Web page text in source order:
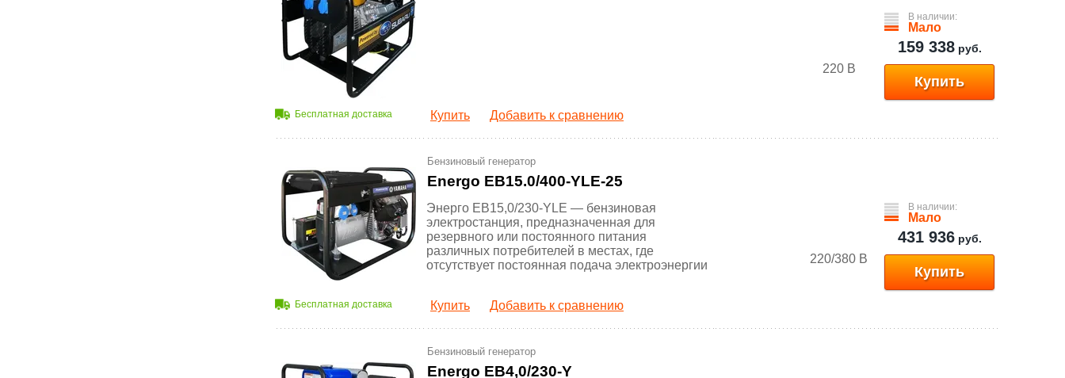
Бесплатная доставка Купить Добавить к сравнению
220 В
В наличии:
Мало
159 338руб.
Купить
Бесплатная доставка
Бензиновый генератор
Energo EB15.0/400-YLE-25
Энерго EB15,0/230-YLE — бензиновая
электростанция, предназначенная для
резервного или постоянного питания
различных потребителей в местах, где
отсутствует постоянная подача электроэнергии
Купить Добавить к сравнению
220/380 В
В наличии:
Мало
431 936руб.
Купить
Бензиновый генератор
Energo EB4,0/230-Y